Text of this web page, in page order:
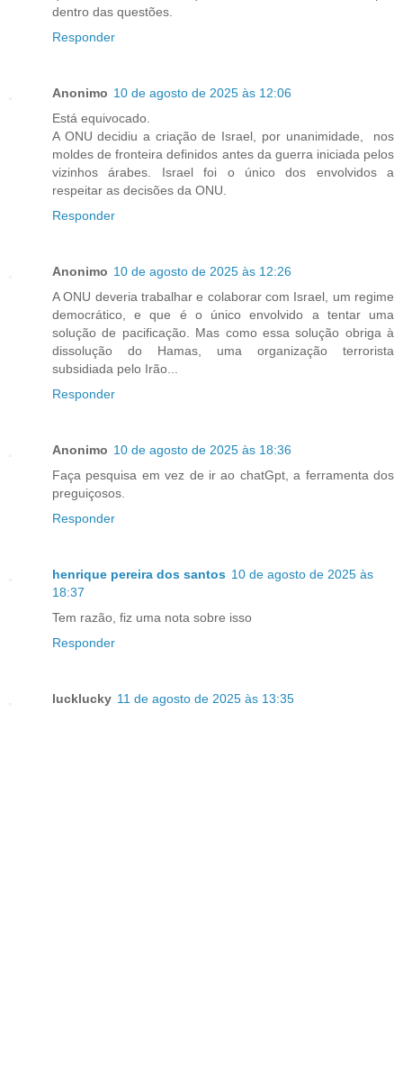
dentro das questões.
Responder
Anonimo 10 de agosto de 2025 às 12:06
Está equivocado.
A ONU decidiu a criação de Israel, por unanimidade, nos
moldes de fronteira definidos antes da guerra iniciada pelos
vizinhos árabes. Israel foi o único dos envolvidos a
respeitar as decisões da ONU.
Responder
Anonimo 10 de agosto de 2025 às 12:26
A ONU deveria trabalhar e colaborar com Israel, um regime
democrático, e que é o único envolvido a tentar uma
solução de pacificação. Mas como essa solução obriga à
dissolução do Hamas, uma organização terrorista
subsidiada pelo Irão...
Responder
Anonimo 10 de agosto de 2025 às 18:36
Faça pesquisa em vez de ir ao chatGpt, a ferramenta dos
preguiçosos.
Responder
henrique pereira dos santos 10 de agosto de 2025 às
18:37
Tem razão, fiz uma nota sobre isso
Responder
lucklucky 11 de agosto de 2025 às 13:35